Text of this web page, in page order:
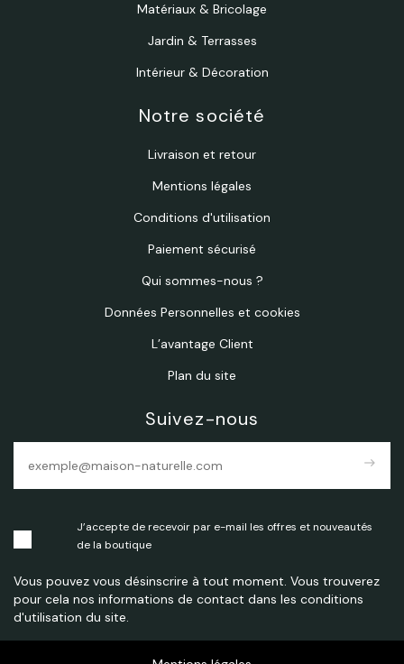
Matériaux & Bricolage
Jardin & Terrasses
Intérieur & Décoration
Notre société
Livraison et retour
Mentions légales
Conditions d'utilisation
Paiement sécurisé
Qui sommes-nous ?
Données Personnelles et cookies
L’avantage Client
Plan du site
Suivez-nous
east
J’accepte de recevoir par e-mail les offres et nouveautés
de la boutique
Vous pouvez vous désinscrire à tout moment. Vous trouverez
pour cela nos informations de contact dans les conditions
d'utilisation du site.